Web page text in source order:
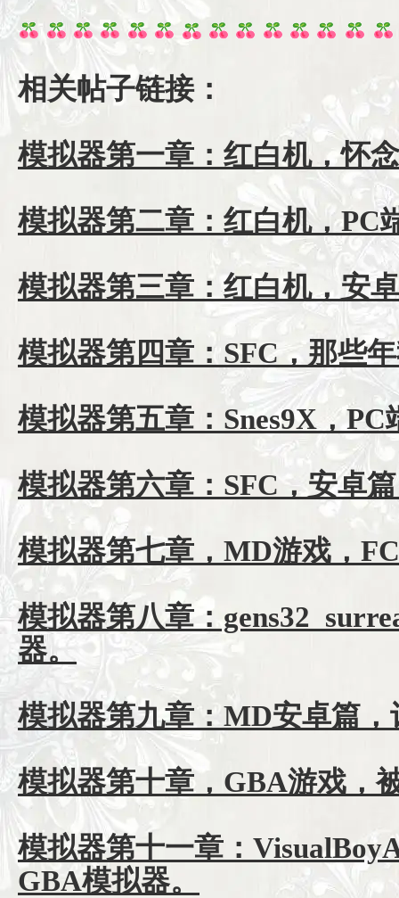
相关帖子链接：
模拟器第一章：红白机，怀
模拟器第二章：红白机，PC
模拟器第三章：红白机，安
模拟器第四章：SFC，那些
模拟器第五章：Snes9X，
模拟器第六章：SFC，安卓
模拟器第七章，MD游戏，
模拟器第八章：
器。
模拟器第九章：MD安卓篇
模拟器第十章，GBA游戏，
模拟器第十一章：
GBA模拟器。